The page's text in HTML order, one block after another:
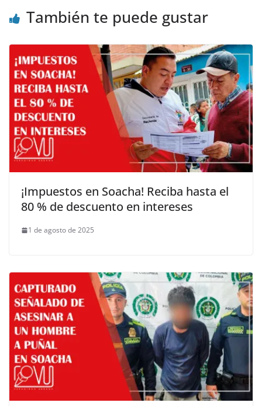
También te puede gustar
¡Impuestos en Soacha! Reciba hasta el
80 % de descuento en intereses
1 de agosto de 2025